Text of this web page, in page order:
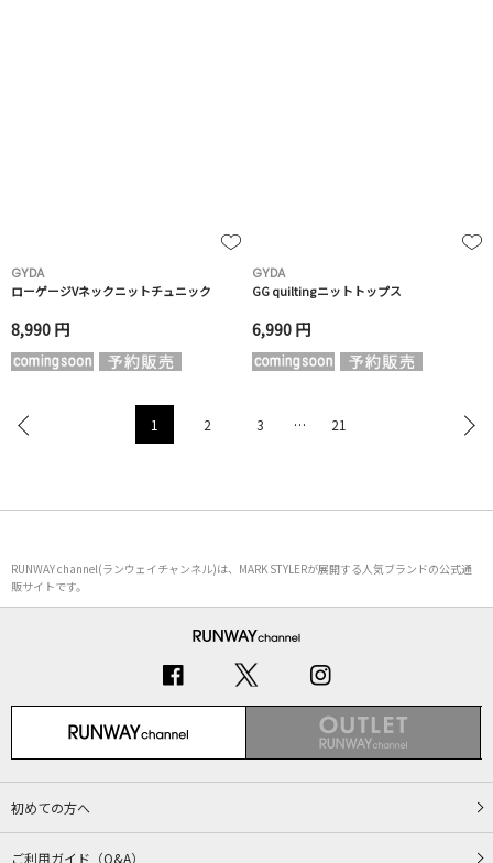
GYDA
ローゲージVネックニットチュニック
8,990 円
GYDA
GG quiltingニットトップス
6,990 円
1 2 3 … 21
RUNWAY channel(ランウェイチャンネル)は、MARK STYLERが展開する人気ブランドの公式通
販サイトです。
初めての方へ
ご利用ガイド（Q&A）